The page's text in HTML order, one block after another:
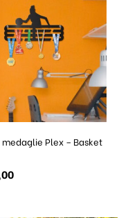
Porta medaglie Plex –
€